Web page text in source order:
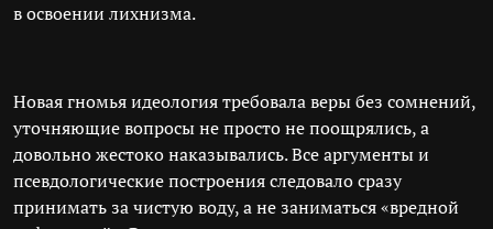
в освоении лихнизма.
Новая гномья идеология требовала веры без сомнений,
уточняющие вопросы не просто не поощрялись, а
довольно жестоко наказывались. Все аргументы и
псевдологические построения следовало сразу
принимать за чистую воду, а не заниматься «вредной